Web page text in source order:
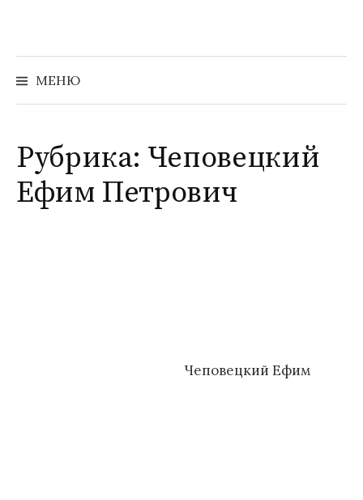
содержимому
МЕНЮ
Найти:
Рубрика: Чеповецкий
Ефим Петрович
Чеповецкий Ефим